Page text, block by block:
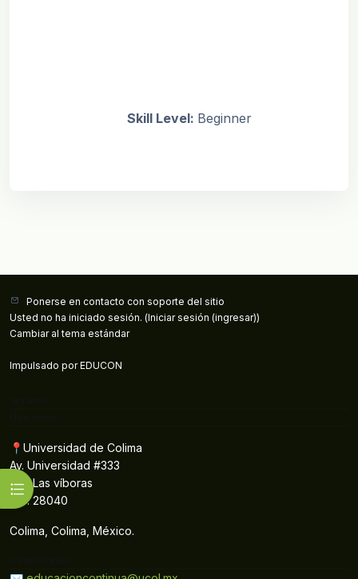
Abrir índice del curso
Skill Level: Beginner
Ponerse en contacto con soporte del sitio
Usted no ha iniciado sesión. (Iniciar sesión (ingresar))
Cambiar al tema estándar
Impulsado porEDUCON
📍Universidad de Colima
Av. Universidad #333
Col. Las víboras
C.P. 28040
Colima, Colima, México.